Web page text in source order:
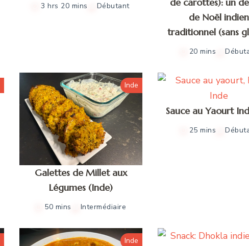
3 hrs 20 mins Débutant
de carottes): un
de Noël indien
traditionnel (sans
20 mins
Inde
Galettes de Millet aux
Légumes (Inde)
50 mins Intermédiaire
Sauce au Yaourt
25 mins
Inde